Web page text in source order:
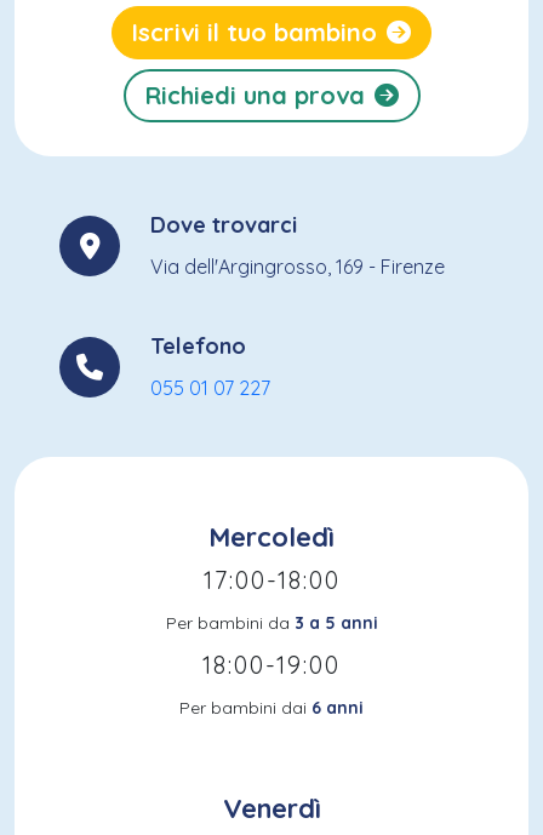
Iscrivi il tuo bambino
Richiedi una prova
Dove trovarci
Via dell'Argingrosso, 169 - Firenze
Telefono
055 01 07 227
Mercoledì
17:00-18:00
Per bambini da 3 a 5 anni
18:00-19:00
Per bambini dai 6 anni
Venerdì